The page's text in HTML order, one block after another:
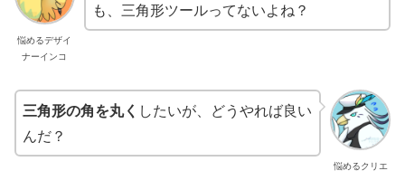
悩めるデザイ
ナーインコ
も、三角形ツールってないよね？
悩めるクリエ
三角形の角を丸く したいが、どうやれば良い
んだ？